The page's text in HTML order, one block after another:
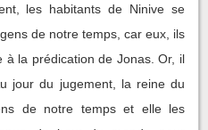
les habitants de Ninive se
de notre temps, car eux, ils
la prédication de Jonas. Or, il
jour du jugement, la reine du
de notre temps et elle les